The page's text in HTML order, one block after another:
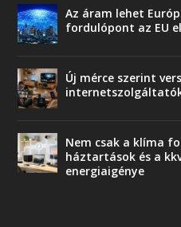
Az áram lehet
fordulópont az EU
Új mérce szerint
Nem csak a klíma
háztartások és a
energiaigénye